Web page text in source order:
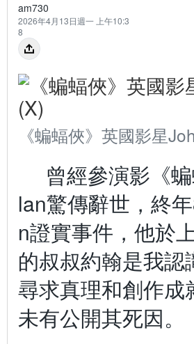
am730
2026年4月13日週一 上午10:3
8
《蝙蝠俠》英國影星
曾經參演影《
lan驚傳辭世，終年
n證實事件，他於
的叔叔約翰是我
尋求真理和創作
未有公開其死因。